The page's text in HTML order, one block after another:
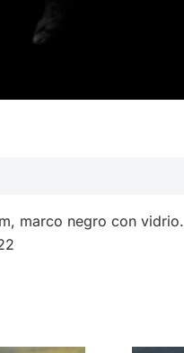
marco negro con vidrio.